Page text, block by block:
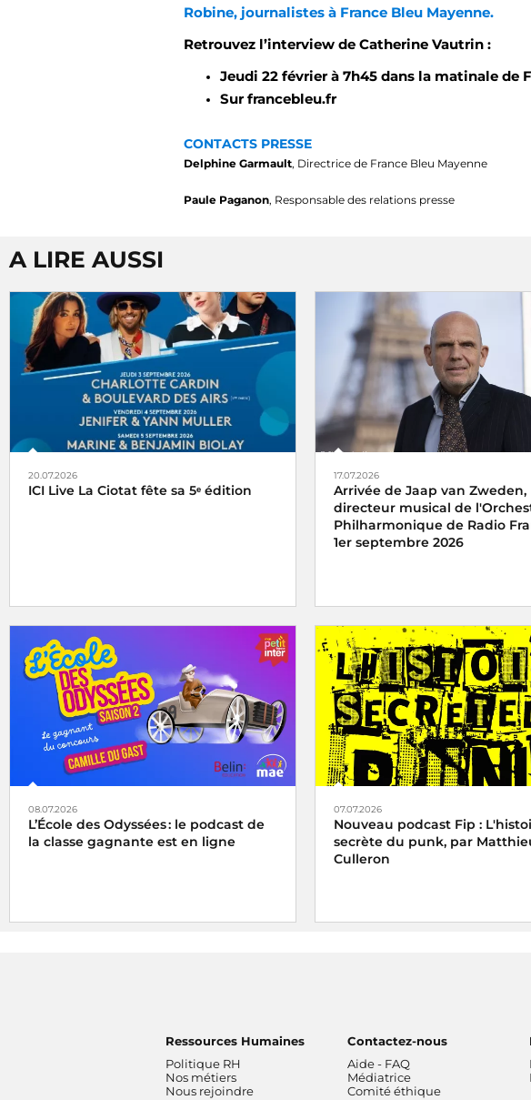
Robine, journalistes à France Bleu Mayenne.
Retrouvez l’interview de Catherine Vautrin :
Jeudi 22 février à 7h45 dans la matinale de
Sur francebleu.fr
CONTACTS PRESSE
Delphine Garmault, Directrice de France Bleu Mayenne
Paule Paganon, Responsable des relations presse
A LIRE AUSSI
20.07.2026
ICI Live La Ciotat fête sa 5ᵉ édition
17.07.2026
Arrivée de Jaap van Zweden,
directeur musical de
Philharmonique de Radio
1er septembre 2026
08.07.2026
L’École des Odyssées : le podcast de
la classe gagnante est en ligne
07.07.2026
Nouveau podcast Fip :
secrète du punk, par
Culleron
Ressources Humaines
Politique RH
Nos métiers
Nous rejoindre
Contactez-nous
Aide - FAQ
Médiatrice
Comité éthique